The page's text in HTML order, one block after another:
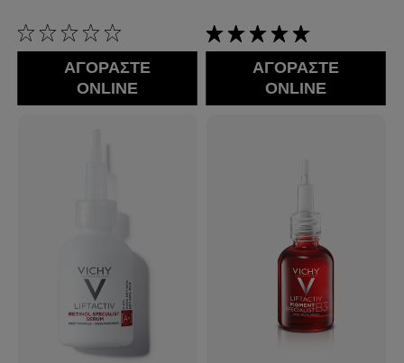
0/5
ΑΓΟΡΑΣΤΕ
ONLINE
5/5
ΑΓΟΡΑΣΤΕ
ONLINE